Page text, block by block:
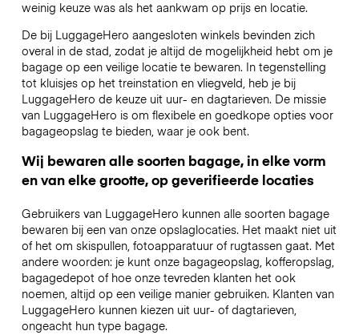
weinig keuze was als het aankwam op prijs en locatie.
De bij LuggageHero aangesloten winkels bevinden zich
overal in de stad, zodat je altijd de mogelijkheid hebt om je
bagage op een veilige locatie te bewaren. In tegenstelling
tot kluisjes op het treinstation en vliegveld, heb je bij
LuggageHero de keuze uit uur- en dagtarieven. De missie
van LuggageHero is om flexibele en goedkope opties voor
bagageopslag te bieden, waar je ook bent.
Wij bewaren alle soorten bagage, in elke vorm
en van elke grootte, op geverifieerde locaties
Gebruikers van LuggageHero kunnen alle soorten bagage
bewaren bij een van onze opslaglocaties. Het maakt niet uit
of het om skispullen, fotoapparatuur of rugtassen gaat. Met
andere woorden: je kunt onze bagageopslag, kofferopslag,
bagagedepot of hoe onze tevreden klanten het ook
noemen, altijd op een veilige manier gebruiken. Klanten van
LuggageHero kunnen kiezen uit uur- of dagtarieven,
ongeacht hun type bagage.